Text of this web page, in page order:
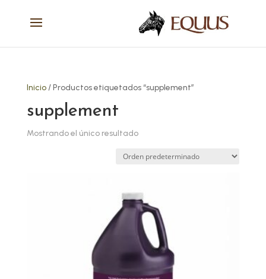
Inicio/ Productos etiquetados “supplement”
supplement
Mostrando el único resultado